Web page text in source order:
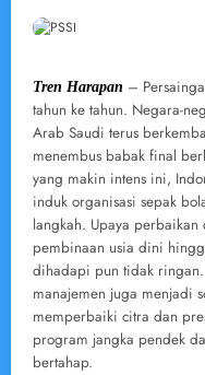
Tren Harapan –
tahun ke tahun. Negara-
Arab Saudi terus
menembus babak final
yang makin intens ini,
induk organisasi sepak
langkah. Upaya
pembinaan usia dini
dihadapi pun tidak ringan.
manajemen juga menjadi
memperbaiki citra dan
program jangka pendek
bertahap.